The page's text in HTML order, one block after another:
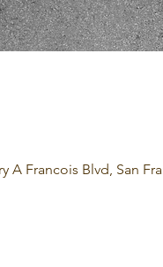
A Francois Blvd, San